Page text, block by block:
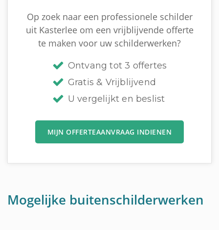
Op zoek naar een professionele schilder
uit Kasterlee om een vrijblijvende offerte
te maken voor uw schilderwerken?
Ontvang tot 3 offertes
Gratis & Vrijblijvend
U vergelijkt en beslist
MIJN OFFERTEAANVRAAG INDIENEN
Mogelijke buitenschilderwerken